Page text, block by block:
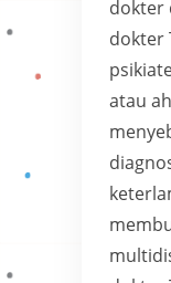
dokter
dokter
atau